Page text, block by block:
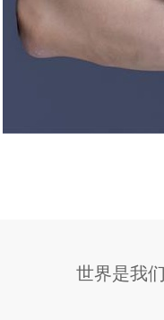
世界是我